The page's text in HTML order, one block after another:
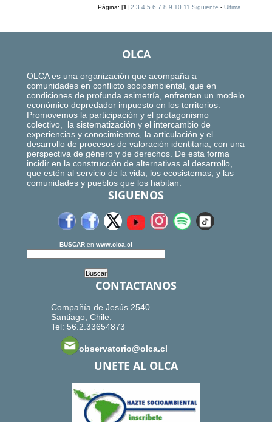
Página: [1]2 3 4 5 6 7 8 9 10 11 Siguiente -Ultima
OLCA
OLCA es una organización que acompaña a
comunidades en conflicto socioambiental, que en
condiciones de profunda asimetría, enfrentan un modelo
económico depredador impuesto en los territorios.
Promovemos la participación y el protagonismo
colectivo, la sistematización y el intercambio de
experiencias y conocimientos, la articulación y el
desarrollo de procesos de valoración identitaria, con una
perspectiva de género y de derechos. De esta forma
incidir en la construcción de alternativas al desarrollo,
que estén al servicio de la vida, los ecosistemas, y las
comunidades y pueblos que los habitan.
SIGUENOS
BUSCAR en www.olca.cl
CONTACTANOS
Compañía de Jesús 2540
Santiago, Chile.
Tel: 56.2.33654873
observatorio@olca.cl
UNETE AL OLCA